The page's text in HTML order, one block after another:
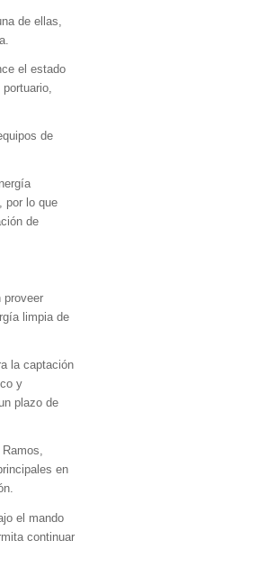
de ellas,
el estado
de
por lo que
de
proveer
limpia de
la captación
y
plazo de
en
el mando
continuar